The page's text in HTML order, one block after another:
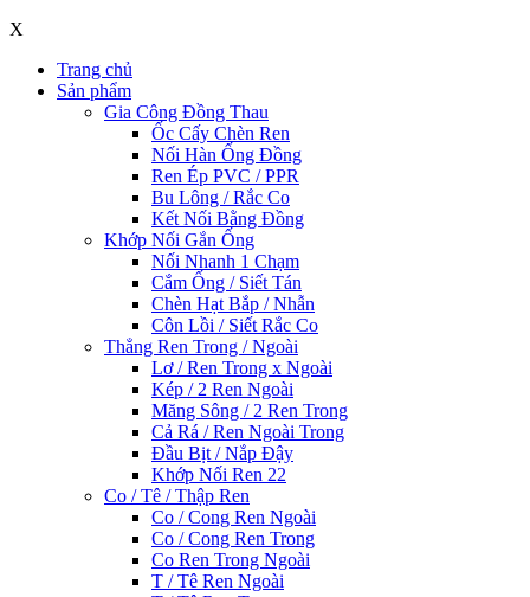
X
Trang chủ
Sản phẩm
Gia Công Đồng Thau
Ốc Cấy Chèn Ren
Nối Hàn Ống Đồng
Ren Ép PVC / PPR
Bu Lông / Rắc Co
Kết Nối Bằng Đồng
Khớp Nối Gắn Ống
Nối Nhanh 1 Chạm
Cắm Ống / Siết Tán
Chèn Hạt Bắp / Nhẫn
Côn Lồi / Siết Rắc Co
Thẳng Ren Trong / Ngoài
Lơ / Ren Trong x Ngoài
Kép / 2 Ren Ngoài
Măng Sông / 2 Ren Trong
Cả Rá / Ren Ngoài Trong
Đầu Bịt / Nắp Đậy
Khớp Nối Ren 22
Co / Tê / Thập Ren
Co / Cong Ren Ngoài
Co / Cong Ren Trong
Co Ren Trong Ngoài
T / Tê Ren Ngoài